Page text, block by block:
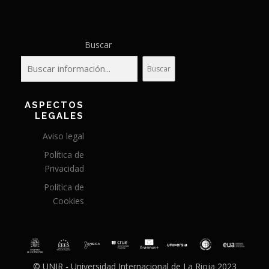
Buscar
Buscar
ASPECTOS
LEGALES
Aviso legal
Política de
Privacidad
Política de
Cookies
© UNIR - Universidad Internacional de La Rioja 2023